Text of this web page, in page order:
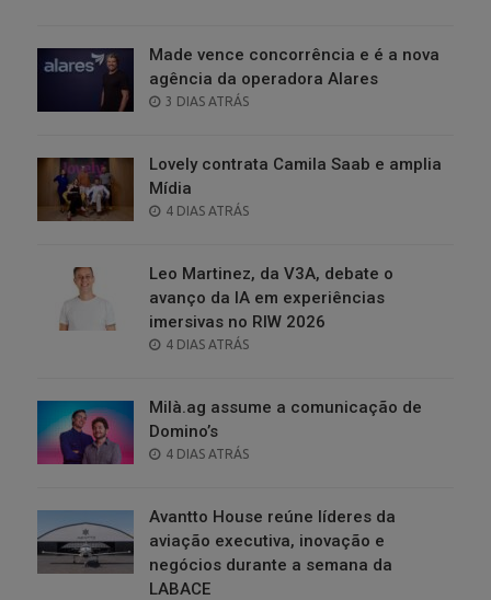
Made vence concorrência e é a nova
agência da operadora Alares
POSTED
3 DIAS ATRÁS
Lovely contrata Camila Saab e amplia
Mídia
POSTED
4 DIAS ATRÁS
Leo Martinez, da V3A, debate o
avanço da IA em experiências
imersivas no RIW 2026
POSTED
4 DIAS ATRÁS
Milà.ag assume a comunicação de
Domino’s
POSTED
4 DIAS ATRÁS
Avantto House reúne líderes da
aviação executiva, inovação e
negócios durante a semana da
LABACE